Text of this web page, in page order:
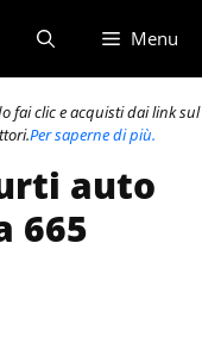
Menu
fai clic e acquisti dai link sul
Per saperne di più.
auto
665